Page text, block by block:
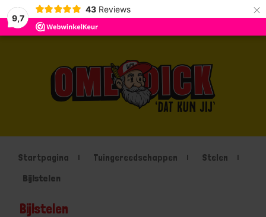
9,7
43 Reviews ×
Startpagina Tuingereedschappen
Stelen
Bijlstelen
Bijlstelen